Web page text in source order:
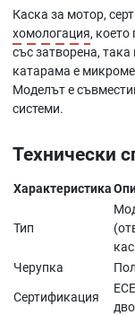
Каска за мотор,
хомологация, което
със затворена,
катарама е
Моделът е
системи.
Технически
Характеристика
Тип
Черупка
Сертификация